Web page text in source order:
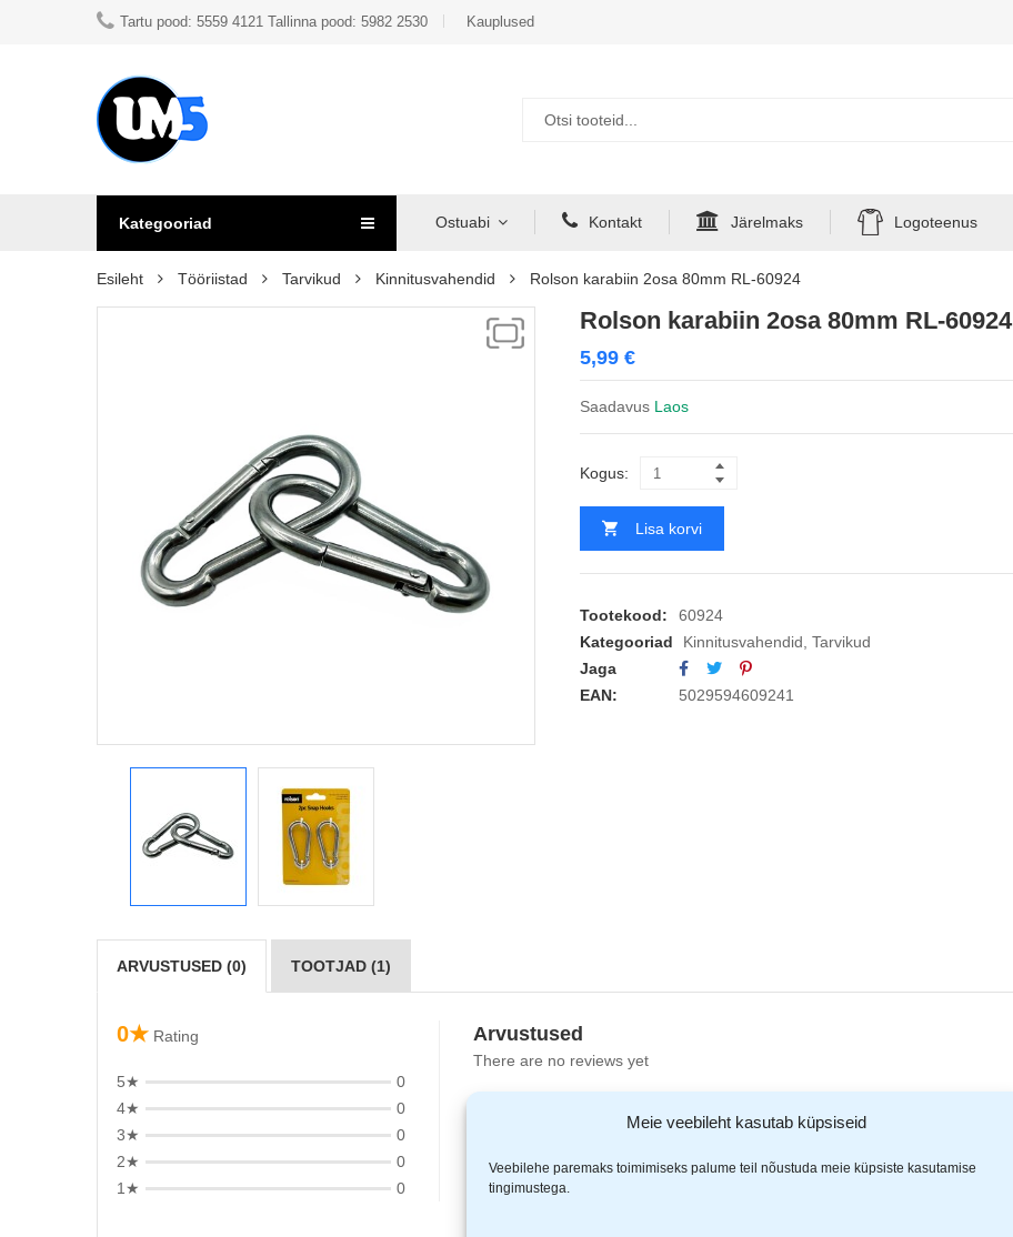
Meie veebileht kasutab küpsiseid
Veebilehe paremaks toimimiseks palume teil nõustuda meie küpsiste kasutamise
tingimustega.
Tartu pood: 5559 4121 Tallinna pood: 5982 2530 Kauplused
Kategooriad Ostuabi Kontakt Järelmaks Logoteenus
Esileht Tööriistad Tarvikud Kinnitusvahendid Rolson karabiin 2osa 80mm RL-60924
Rolson karabiin 2osa 80mm RL-60924
5,99 €
Saadavus Laos
Kogus:
Lisa korvi
Tootekood:
60924
Kategooriad
Kinnitusvahendid, Tarvikud
Jaga
EAN:
5029594609241
ARVUSTUSED (0) TOOTJAD (1)
0★ Rating
5★
0
4★
0
3★
0
2★
0
1★
0
Arvustused
There are no reviews yet